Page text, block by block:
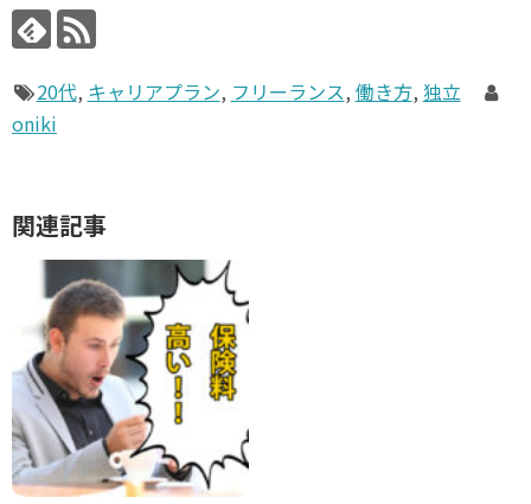
20代, キャリアプラン, フリーランス, 働き方, 独立
oniki
関連記事